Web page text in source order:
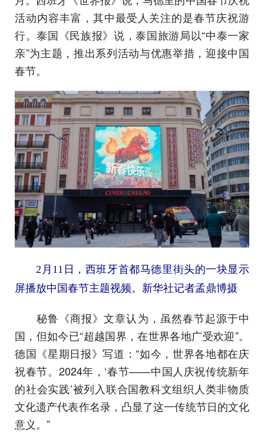
活动内容丰富，其中最受人关注的是春节庆祝游
行。泰国《民族报》说，泰国旅游局以“中泰一家
亲”为主题，推出系列活动与优惠举措，迎接中国
春节。
2月11日，西班牙首都马德里街头的一块显示
屏播放中国春节主题视频。新华社记者孟鼎博摄
秘鲁《商报》文章认为，虽然春节起源于中
国，但如今已“超越国界，在世界各地广受欢迎”。
德国《星期日报》写道：“如今，世界各地都在庆
祝春节。2024年，‘春节——中国人庆祝传统新年
的社会实践’被列入联合国教科文组织人类非物质
文化遗产代表作名录，凸显了这一传统节日的文化
意义。”